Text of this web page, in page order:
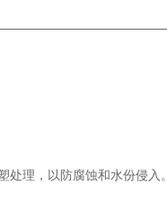
理，以防腐蚀和水份侵入。